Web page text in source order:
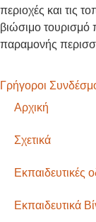
περιοχές και τις
βιώσιμο τουρισμό
παραμονής
Γρήγοροι
Αρχική
Σχετικά
Εκπαιδευτικές
Εκπαιδευτικά